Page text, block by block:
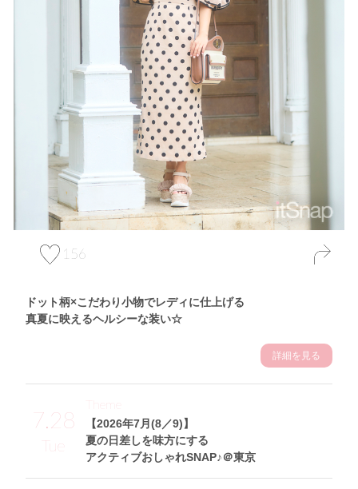
156
ドット柄×こだわり小物でレディに仕上げる
真夏に映えるヘルシーな装い☆
詳細を見る
7.28
Tue
【2026年7月(8／9)】
夏の日差しを味方にする
アクティブおしゃれSNAP♪＠東京
Theme